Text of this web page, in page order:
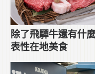
除了飛驒牛還有什
表性在地美食